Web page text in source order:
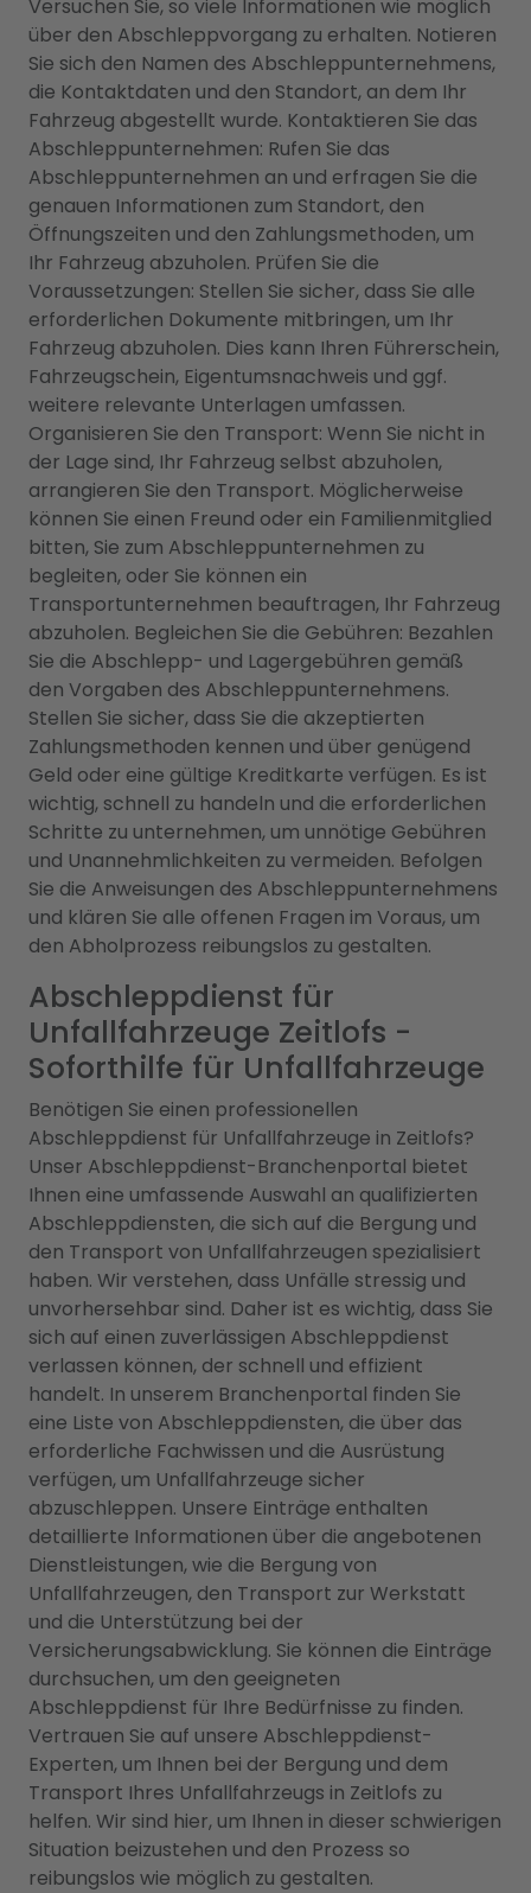
Versuchen Sie, so viele Informationen wie möglich
über den Abschleppvorgang zu erhalten. Notieren
Sie sich den Namen des Abschleppunternehmens,
die Kontaktdaten und den Standort, an dem Ihr
Fahrzeug abgestellt wurde. Kontaktieren Sie das
Abschleppunternehmen: Rufen Sie das
Abschleppunternehmen an und erfragen Sie die
genauen Informationen zum Standort, den
Öffnungszeiten und den Zahlungsmethoden, um
Ihr Fahrzeug abzuholen. Prüfen Sie die
Voraussetzungen: Stellen Sie sicher, dass Sie alle
erforderlichen Dokumente mitbringen, um Ihr
Fahrzeug abzuholen. Dies kann Ihren Führerschein,
Fahrzeugschein, Eigentumsnachweis und ggf.
weitere relevante Unterlagen umfassen.
Organisieren Sie den Transport: Wenn Sie nicht in
der Lage sind, Ihr Fahrzeug selbst abzuholen,
arrangieren Sie den Transport. Möglicherweise
können Sie einen Freund oder ein Familienmitglied
bitten, Sie zum Abschleppunternehmen zu
begleiten, oder Sie können ein
Transportunternehmen beauftragen, Ihr Fahrzeug
abzuholen. Begleichen Sie die Gebühren: Bezahlen
Sie die Abschlepp- und Lagergebühren gemäß
den Vorgaben des Abschleppunternehmens.
Stellen Sie sicher, dass Sie die akzeptierten
Zahlungsmethoden kennen und über genügend
Geld oder eine gültige Kreditkarte verfügen. Es ist
wichtig, schnell zu handeln und die erforderlichen
Schritte zu unternehmen, um unnötige Gebühren
und Unannehmlichkeiten zu vermeiden. Befolgen
Sie die Anweisungen des Abschleppunternehmens
und klären Sie alle offenen Fragen im Voraus, um
den Abholprozess reibungslos zu gestalten.
Abschleppdienst für
Unfallfahrzeuge Zeitlofs -
Soforthilfe für Unfallfahrzeuge
Benötigen Sie einen professionellen
Abschleppdienst für Unfallfahrzeuge in Zeitlofs?
Unser Abschleppdienst-Branchenportal bietet
Ihnen eine umfassende Auswahl an qualifizierten
Abschleppdiensten, die sich auf die Bergung und
den Transport von Unfallfahrzeugen spezialisiert
haben. Wir verstehen, dass Unfälle stressig und
unvorhersehbar sind. Daher ist es wichtig, dass Sie
sich auf einen zuverlässigen Abschleppdienst
verlassen können, der schnell und effizient
handelt. In unserem Branchenportal finden Sie
eine Liste von Abschleppdiensten, die über das
erforderliche Fachwissen und die Ausrüstung
verfügen, um Unfallfahrzeuge sicher
abzuschleppen. Unsere Einträge enthalten
detaillierte Informationen über die angebotenen
Dienstleistungen, wie die Bergung von
Unfallfahrzeugen, den Transport zur Werkstatt
und die Unterstützung bei der
Versicherungsabwicklung. Sie können die Einträge
durchsuchen, um den geeigneten
Abschleppdienst für Ihre Bedürfnisse zu finden.
Vertrauen Sie auf unsere Abschleppdienst-
Experten, um Ihnen bei der Bergung und dem
Transport Ihres Unfallfahrzeugs in Zeitlofs zu
helfen. Wir sind hier, um Ihnen in dieser schwierigen
Situation beizustehen und den Prozess so
reibungslos wie möglich zu gestalten.